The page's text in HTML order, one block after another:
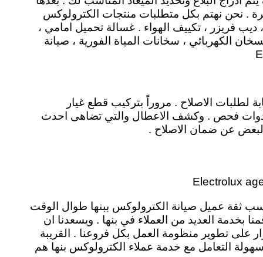
. نحن نهتم بكل متطلبات منتجات الكترولوكس
ديب فريزر ، تكييف الهواء . غسالة تحميل امامي ،
الكهربائي ، سخانات المياة الفورية ، صيانة
لطلبات الاصلاح . مروراً بتركيب قطع غيار
ادوات فحص . وكشف الاعطال والتي تضاهى احدث
البعض عن ضمان الاصلاح .
ثقة عميل صيانة الكترولوكس ببنها طوال الوقت
بخدمة العديد من العملاء في بنها . ويسعدنا ان
على تطوير منظومة العمل بكل فروعنا . القريبة
التعامل مع خدمة عملاء الكترولوكس بنها هم